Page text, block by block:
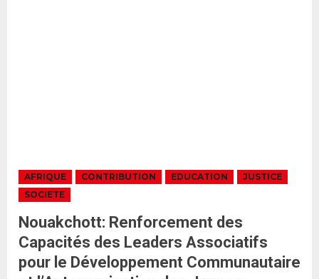
AFRIQUE CONTRIBUTION EDUCATION
JUSTICE
SOCIETE
Nouakchott: Renforcement des
Capacités des Leaders Associatifs
pour le Développement Communautaire